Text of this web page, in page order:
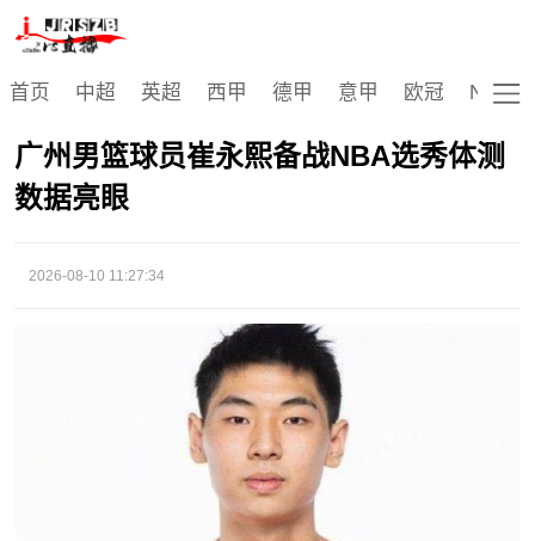
首页 中超 英超 西甲 德甲 意甲 欧冠 NBA
广州男篮球员崔永熙备战NBA选秀体测
数据亮眼
2026-08-10 11:27:34